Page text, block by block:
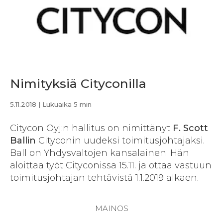
Nimityksiä Cityconilla
5.11.2018 | Lukuaika 5 min
Citycon Oyj:n hallitus on nimittänyt F. Scott
Ballin Cityconin uudeksi toimitusjohtajaksi.
Ball on Yhdysvaltojen kansalainen. Hän
aloittaa työt Cityconissa 15.11. ja ottaa vastuun
toimitusjohtajan tehtävistä 1.1.2019 alkaen.